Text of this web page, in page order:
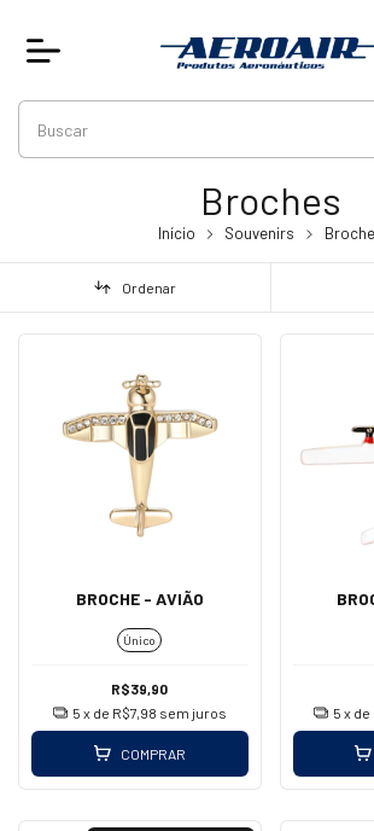
Broches
Início Souvenirs
Ordenar
BROCHE - AVIÃO
Único
R$39,90
5 x de R$7,98 sem juros
COMPRAR
5 x de